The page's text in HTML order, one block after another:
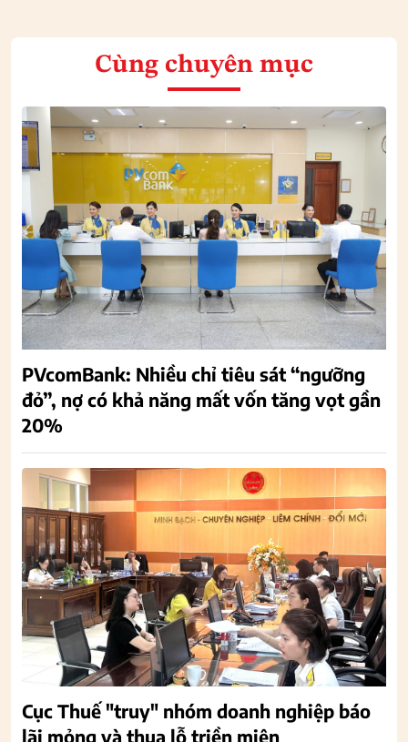
Cùng chuyên mục
PVcomBank: Nhiều chỉ tiêu sát “ngưỡng
đỏ”, nợ có khả năng mất vốn tăng vọt gần
20%
Cục Thuế "truy" nhóm doanh nghiệp báo
lãi mỏng và thua lỗ triền miên